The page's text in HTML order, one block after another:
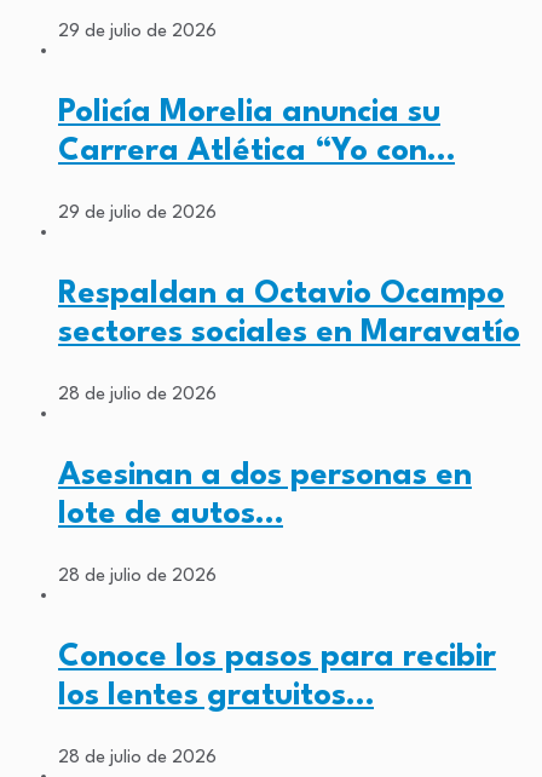
29 de julio de 2026
Policía Morelia anuncia su
Carrera Atlética “Yo con…
29 de julio de 2026
Respaldan a Octavio Ocampo
sectores sociales en Maravatío
28 de julio de 2026
Asesinan a dos personas en
lote de autos…
28 de julio de 2026
Conoce los pasos para recibir
los lentes gratuitos…
28 de julio de 2026